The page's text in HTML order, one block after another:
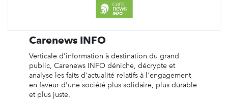
Carenews INFO
Verticale d'information à destination du grand
public, Carenews INFO déniche, décrypte et
analyse les faits d'actualité relatifs à l'engagement
en faveur d'une société plus solidaire, plus durable
et plus juste.